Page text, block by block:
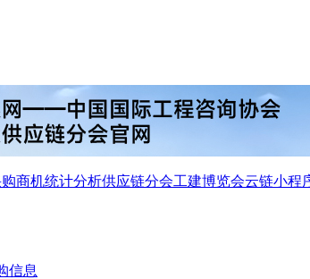
商机统计分析供应链分会工建博览会云链小程
信息